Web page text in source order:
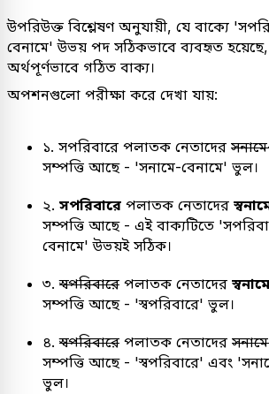
উপরিউক্ত বিশ্লেষণ অনুযায়ী, যে বাক্যে
বেনামে' উভয় পদ সঠিকভাবে ব্যবহৃত হয়েছে,
অর্থপূর্ণভাবে গঠিত বাক্য।
অপশনগুলো পরীক্ষা করে দেখা যায়:
১. সপরিবারে পলাতক নেতাদের
সম্পত্তি আছে - 'সনামে-বেনামে' ভুল।
২. সপরিবারে পলাতক নেতাদের
সম্পত্তি আছে - এই বাক্যটিতে
বেনামে' উভয়ই সঠিক।
৩.স্বপরিবারে পলাতক নেতাদের
সম্পত্তি আছে - 'স্বপরিবারে' ভুল।
৪.স্বপরিবারে পলাতক নেতাদের
সম্পত্তি আছে - 'স্বপরিবারে' এবং
ভুল।